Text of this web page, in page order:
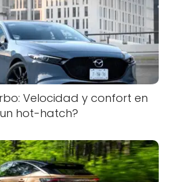
Velocidad y confort en
hot-hatch?